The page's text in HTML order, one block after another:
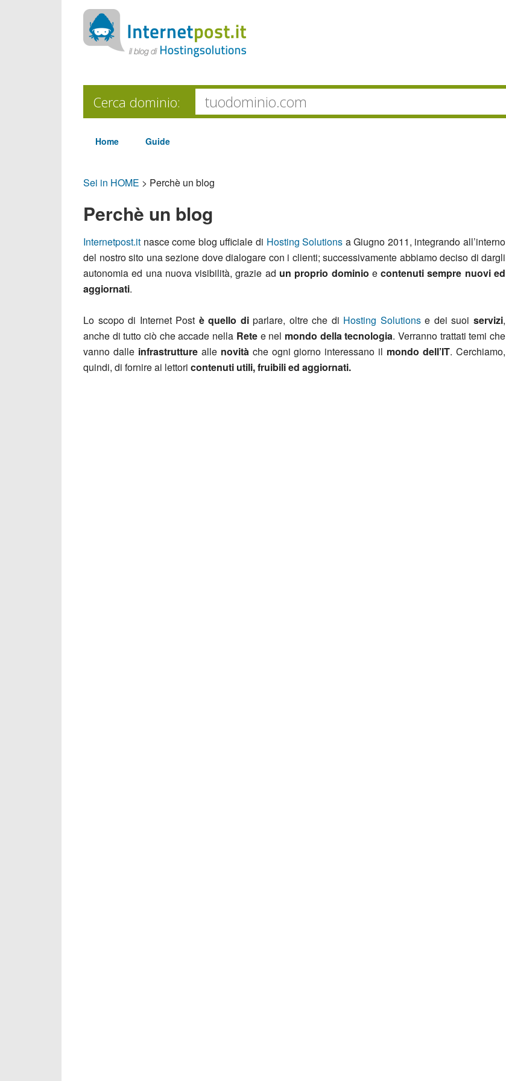
Cerca dominio:
Home Guide
Sei in HOME > Perchè un blog
Perchè un blog
Internetpost.it nasce come blog ufficiale di Hosting Solutions a Giugno 2011, integrando all’interno
del nostro sito una sezione dove dialogare con i clienti; successivamente abbiamo deciso di dargli
autonomia ed una nuova visibilità, grazie ad un proprio dominio econtenuti sempre nuovi ed
aggiornati.
Lo scopo di Internet Post è quello diparlare, oltre che di Hosting Solutionse dei suoiservizi,
anche di tutto ciò che accade nella Retee nel mondo della tecnologia. Verranno trattati temi che
vanno dalle infrastrutturealle novitàche ogni giorno interessano il mondo dell’IT. Cerchiamo,
quindi, di fornire ai lettori contenuti utili, fruibili ed aggiornati.